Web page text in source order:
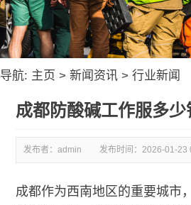
导航: 主页 > 新闻资讯 > 行业新闻
成都防酸碱工作服多少
发布者：admin 发布时间：2026-01-23
成都作为西南地区的重要城市